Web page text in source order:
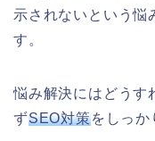
示されないという悩
す。
悩み解決にはどうす
ずSEO対策をしっか